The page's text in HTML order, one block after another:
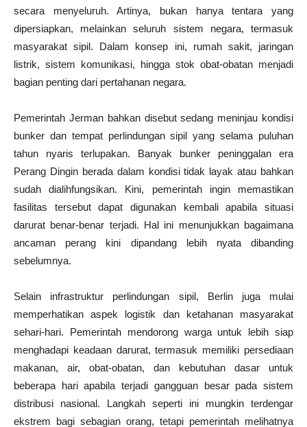
secara menyeluruh. Artinya, bukan hanya tentara yang
dipersiapkan, melainkan seluruh sistem negara, termasuk
masyarakat sipil. Dalam konsep ini, rumah sakit, jaringan
listrik, sistem komunikasi, hingga stok obat-obatan menjadi
bagian penting dari pertahanan negara.
Pemerintah Jerman bahkan disebut sedang meninjau kondisi
bunker dan tempat perlindungan sipil yang selama puluhan
tahun nyaris terlupakan. Banyak bunker peninggalan era
Perang Dingin berada dalam kondisi tidak layak atau bahkan
sudah dialihfungsikan. Kini, pemerintah ingin memastikan
fasilitas tersebut dapat digunakan kembali apabila situasi
darurat benar-benar terjadi. Hal ini menunjukkan bagaimana
ancaman perang kini dipandang lebih nyata dibanding
sebelumnya.
Selain infrastruktur perlindungan sipil, Berlin juga mulai
memperhatikan aspek logistik dan ketahanan masyarakat
sehari-hari. Pemerintah mendorong warga untuk lebih siap
menghadapi keadaan darurat, termasuk memiliki persediaan
makanan, air, obat-obatan, dan kebutuhan dasar untuk
beberapa hari apabila terjadi gangguan besar pada sistem
distribusi nasional. Langkah seperti ini mungkin terdengar
ekstrem bagi sebagian orang, tetapi pemerintah melihatnya